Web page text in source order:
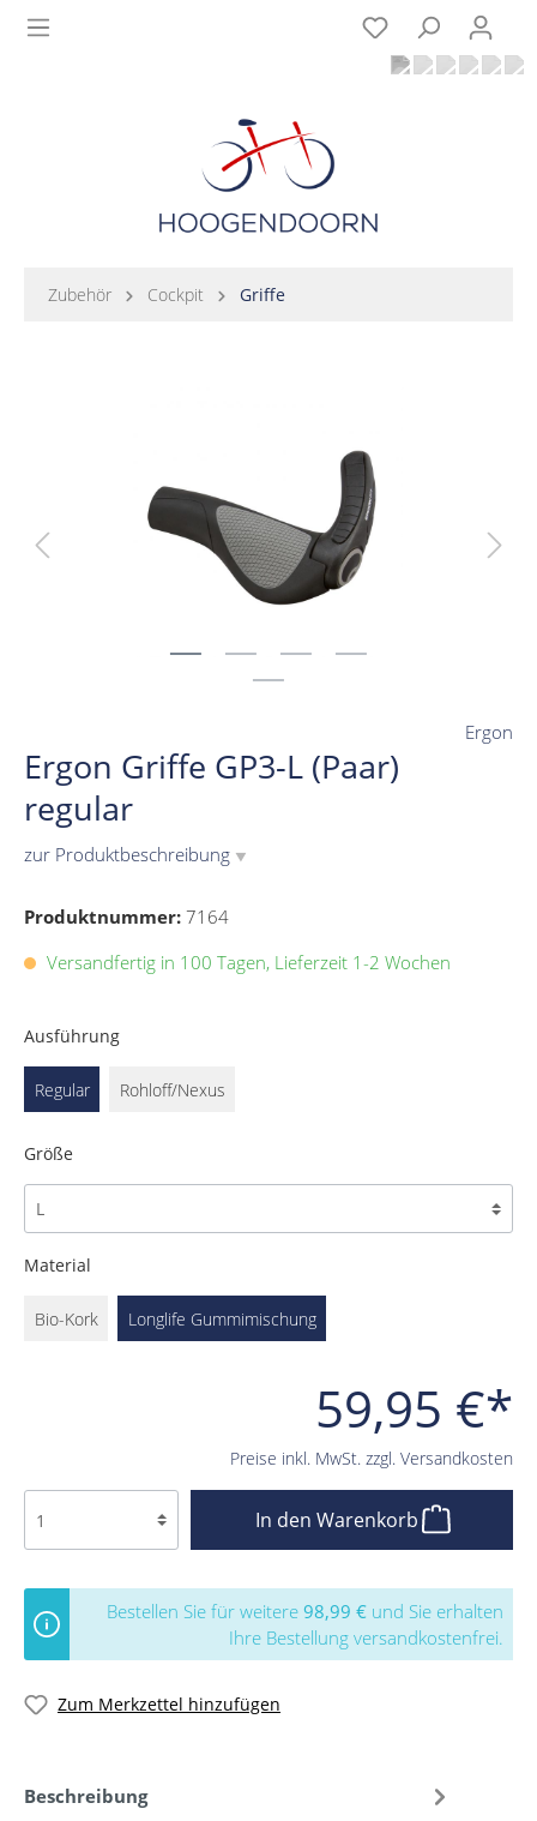
Zubehör Cockpit Griffe
Ergon Griffe GP3-L (Paar)
regular
zur Produktbeschreibung ▼
Ergon
Produktnummer: 7164
59,95 €*
Preise inkl. MwSt. zzgl. Versandkosten
Versandfertig in 100 Tagen, Lieferzeit 1-2 Wochen
Ausführung
Regular Rohloff/Nexus
Größe
Material
Bio-Kork Longlife Gummimischung
In den Warenkorb
Bestellen Sie für weitere 98,99 € und Sie erhalten
Ihre Bestellung versandkostenfrei.
Zum Merkzettel hinzufügen
Beschreibung